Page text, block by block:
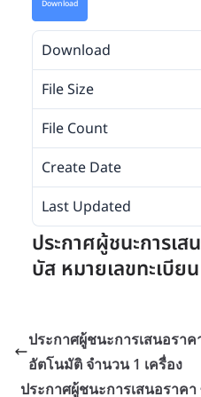
Download
Download
File Size
File Count
Create Date
Last Updated
ประกาศผู้ชนะการเส
บัส หมายเลขทะเบีย
ประกาศผู้ชนะการเสนอรา
อัตโนมัติ จำนวน 1 เครื่อง
ประกาศผู้ชนะการเสนอราค